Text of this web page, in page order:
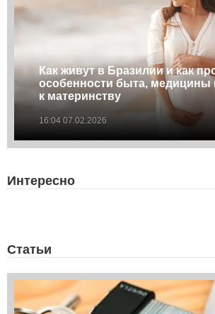
Как живут в Бразилии и как
особенности быта, медицины
к материнству
16:04 07.02.2026
Интересно
Статьи